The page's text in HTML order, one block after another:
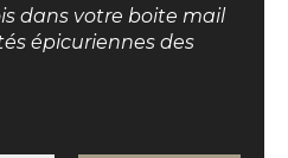
dans votre boite mail
épicuriennes des